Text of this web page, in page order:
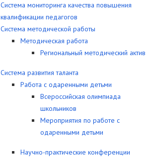
Система мониторинга качества повышения
квалификации педагогов
Система методической работы
Методическая работа
Региональный методический актив
Система развития таланта
Работа с одаренными детьми
Всероссийская олимпиада
школьников
Мероприятия по работе с
одаренными детьми
Научно-практические конференции